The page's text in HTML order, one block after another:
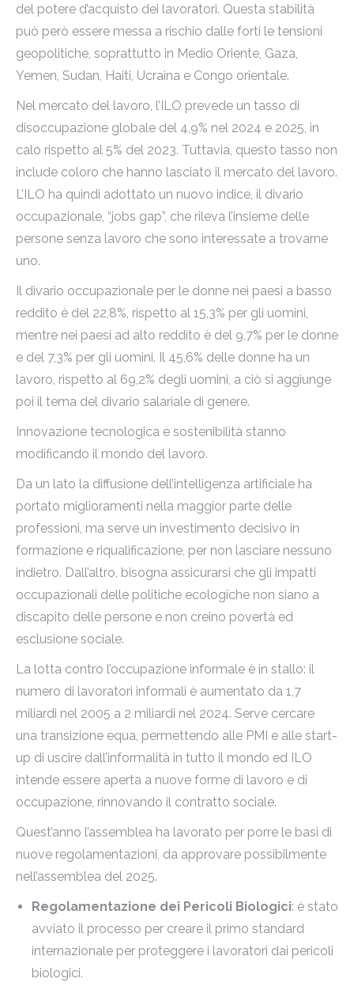
del potere d’acquisto dei lavoratori. Questa stabilità
può però essere messa a rischio dalle forti le tensioni
geopolitiche, soprattutto in Medio Oriente, Gaza,
Yemen, Sudan, Haiti, Ucraina e Congo orientale.
Nel mercato del lavoro, l’ILO prevede un tasso di
disoccupazione globale del 4,9% nel 2024 e 2025, in
calo rispetto al 5% del 2023. Tuttavia, questo tasso non
include coloro che hanno lasciato il mercato del lavoro.
L’ILO ha quindi adottato un nuovo indice, il divario
occupazionale, “jobs gap”, che rileva l’insieme delle
persone senza lavoro che sono interessate a trovarne
uno.
Il divario occupazionale per le donne nei paesi a basso
reddito è del 22,8%, rispetto al 15,3% per gli uomini,
mentre nei paesi ad alto reddito è del 9,7% per le donne
e del 7,3% per gli uomini. Il 45,6% delle donne ha un
lavoro, rispetto al 69,2% degli uomini, a ciò si aggiunge
poi il tema del divario salariale di genere.
Innovazione tecnologica e sostenibilità stanno
modificando il mondo del lavoro.
Da un lato la diffusione dell’intelligenza artificiale ha
portato miglioramenti nella maggior parte delle
professioni, ma serve un investimento decisivo in
formazione e riqualificazione, per non lasciare nessuno
indietro. Dall’altro, bisogna assicurarsi che gli impatti
occupazionali delle politiche ecologiche non siano a
discapito delle persone e non creino povertà ed
esclusione sociale.
La lotta contro l’occupazione informale è in stallo: il
numero di lavoratori informali è aumentato da 1,7
miliardi nel 2005 a 2 miliardi nel 2024. Serve cercare
una transizione equa, permettendo alle PMI e alle start-
up di uscire dall’informalità in tutto il mondo ed ILO
intende essere aperta a nuove forme di lavoro e di
occupazione, rinnovando il contratto sociale.
Quest’anno l’assemblea ha lavorato per porre le basi di
nuove regolamentazioni, da approvare possibilmente
nell’assemblea del 2025.
Regolamentazione dei Pericoli Biologici: è stato
avviato il processo per creare il primo standard
internazionale per proteggere i lavoratori dai pericoli
biologici.